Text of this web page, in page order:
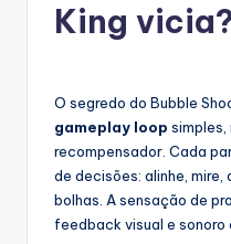
King
O segredo do Bubble
gameplay loop
recompensador. Cada
de decisões: alinhe,
bolhas. A sensação de
feedback visual e